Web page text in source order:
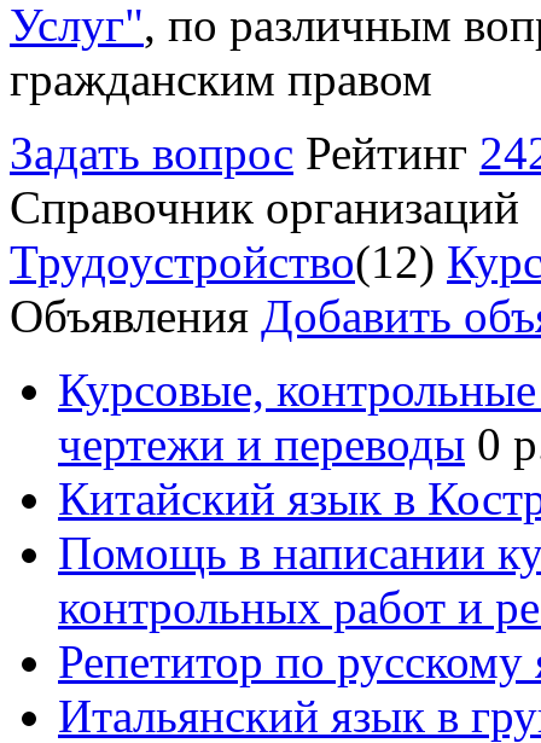
Услуг", по различным
гражданским правом
Задать вопрос Рейтинг
Справочник организаций
Трудоустройство(12)
Объявления Добавить
Курсовые,
чертежи и переводы 0
Китайский язык в
Помощь в написании
контрольных работ и
Репетитор по русскому
Итальянский язык в